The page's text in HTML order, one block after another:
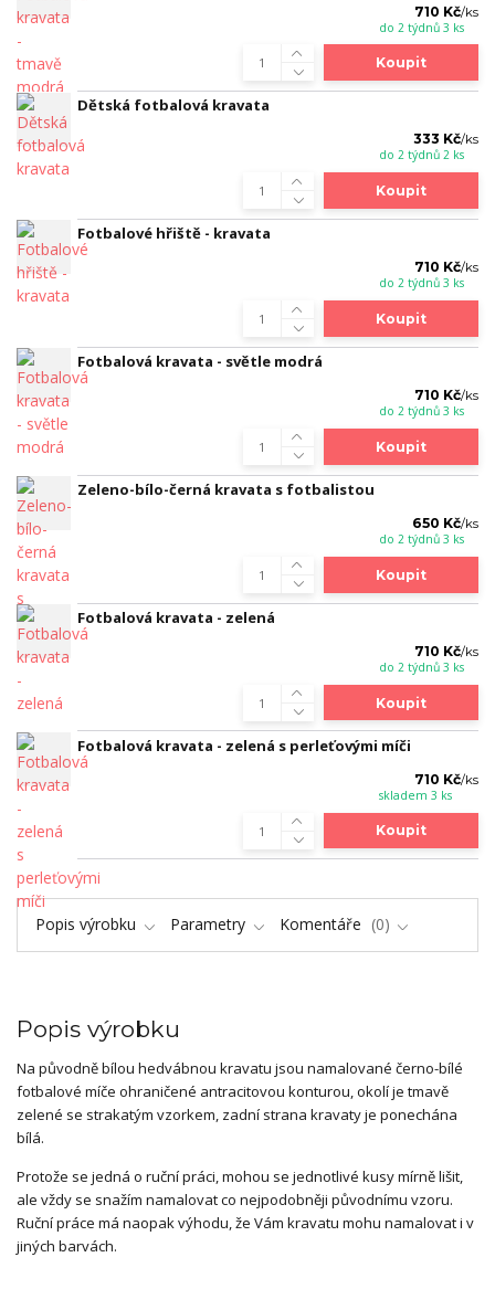
710 Kč/ks
do 2 týdnů 3 ks
Koupit
Dětská fotbalová kravata
333 Kč/ks
do 2 týdnů 2 ks
Koupit
Fotbalové hřiště - kravata
710 Kč/ks
do 2 týdnů 3 ks
Koupit
Fotbalová kravata - světle modrá
710 Kč/ks
do 2 týdnů 3 ks
Koupit
Zeleno-bílo-černá kravata s fotbalistou
650 Kč/ks
do 2 týdnů 3 ks
Koupit
Fotbalová kravata - zelená
710 Kč/ks
do 2 týdnů 3 ks
Koupit
Fotbalová kravata - zelená s perleťovými míči
710 Kč/ks
skladem 3 ks
Koupit
Popis výrobku Parametry Komentáře 0
Popis výrobku
Na původně bílou hedvábnou kravatu jsou namalované černo-bílé
fotbalové míče ohraničené antracitovou konturou, okolí je tmavě
zelené se strakatým vzorkem, zadní strana kravaty je ponechána
bílá.
Protože se jedná o ruční práci, mohou se jednotlivé kusy mírně lišit,
ale vždy se snažím namalovat co nejpodobněji původnímu vzoru.
Ruční práce má naopak výhodu, že Vám kravatu mohu namalovat i v
jiných barvách.